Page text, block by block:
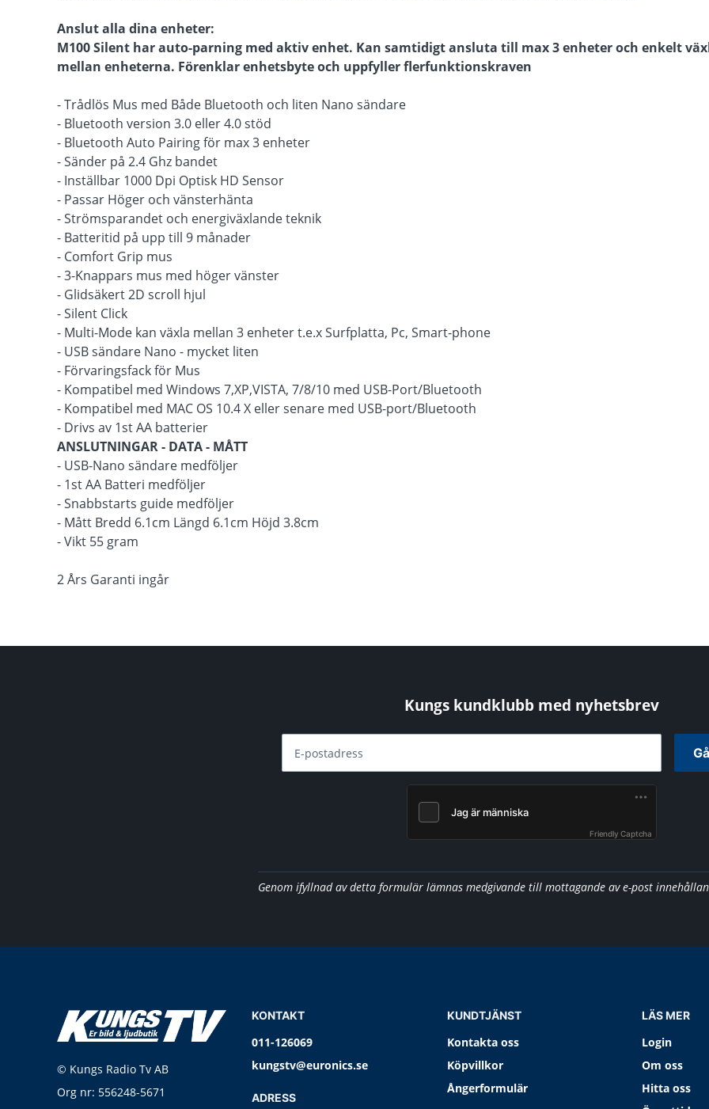
Anslut alla dina enheter:
M100 Silent har auto-parning med aktiv enhet. Kan samtidigt ansluta till max 3 enheter och enkelt
mellan enheterna. Förenklar enhetsbyte och uppfyller flerfunktionskraven
- Trådlös Mus med Både Bluetooth och liten Nano sändare
- Bluetooth version 3.0 eller 4.0 stöd
- Bluetooth Auto Pairing för max 3 enheter
- Sänder på 2.4 Ghz bandet
- Inställbar 1000 Dpi Optisk HD Sensor
- Passar Höger och vänsterhänta
- Strömsparandet och energiväxlande teknik
- Batteritid på upp till 9 månader
- Comfort Grip mus
- 3-Knappars mus med höger vänster
- Glidsäkert 2D scroll hjul
- Silent Click
- Multi-Mode kan växla mellan 3 enheter t.e.x Surfplatta, Pc, Smart-phone
- USB sändare Nano - mycket liten
- Förvaringsfack för Mus
- Kompatibel med Windows 7,XP,VISTA, 7/8/10 med USB-Port/Bluetooth
- Kompatibel med MAC OS 10.4 X eller senare med USB-port/Bluetooth
- Drivs av 1st AA batterier
ANSLUTNINGAR - DATA - MÅTT
- USB-Nano sändare medföljer
- 1st AA Batteri medföljer
- Snabbstarts guide medföljer
- Mått Bredd 6.1cm Längd 6.1cm Höjd 3.8cm
- Vikt 55 gram
2 Års Garanti ingår
Kungs kundklubb med nyhetsbrev
E-postadress
Friendly Captcha
Genom ifyllnad av detta formulär lämnas medgivande till mottagande av e-post
© Kungs Radio Tv AB
Org nr: 556248-5671
KONTAKT
011-126069
kungstv@euronics.se
ADRESS
KUNDTJÄNST
Kontakta oss
Köpvillkor
Ångerformulär
LÄS MER
Login
Om oss
Hitta oss